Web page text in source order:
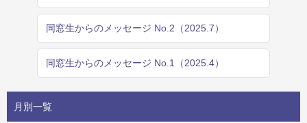
同窓生からのメッセージ No.2（2025.7）
同窓生からのメッセージ No.1（2025.4）
月別一覧